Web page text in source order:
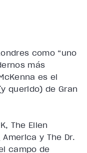
como “uno
más
es el
querido) de Gran
The Ellen
America y The Dr.
campo de